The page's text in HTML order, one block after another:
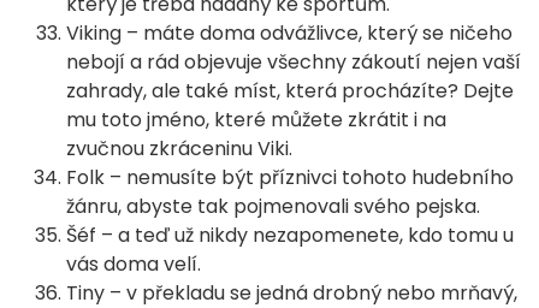
Viking – máte doma odvážlivce, který se ničeho
nebojí a rád objevuje všechny zákoutí nejen vaší
zahrady, ale také míst, která procházíte? Dejte
mu toto jméno, které můžete zkrátit i na
zvučnou zkráceninu Viki.
Folk – nemusíte být příznivci tohoto hudebního
žánru, abyste tak pojmenovali svého pejska.
Šéf – a teď už nikdy nezapomenete, kdo tomu u
vás doma velí.
Tiny – v překladu se jedná drobný nebo mrňavý,